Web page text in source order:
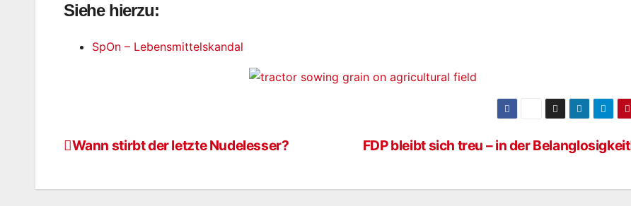
Siehe hierzu:
SpOn – Lebensmittelskandal
Beitragsnavigation FDP bleibt sich treu – in der Belanglosigkeit
Wann stirbt der letzte Nudelesser?